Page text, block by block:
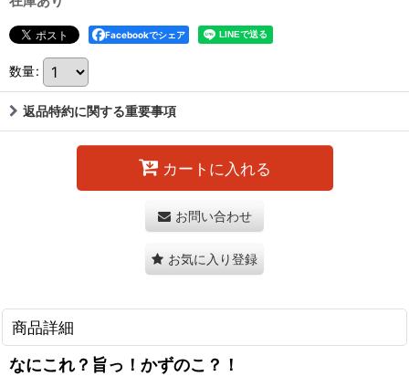
Facebookでシェア
数量:
返品特約に関する重要事項
カートに入れる
お問い合わせ
お気に入り登録
商品詳細
なにこれ？旨っ！かずのこ？！